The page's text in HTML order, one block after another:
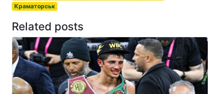
Краматорськ
Related posts